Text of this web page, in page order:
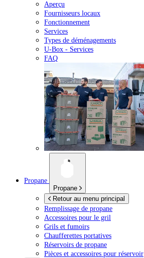
Aperçu
Fournisseurs locaux
Fonctionnement
Services
Types de déménagements
U-Box - Services
FAQ
Propane
Propane
Retour au menu principal
Remplissage de propane
Accessoires pour le gril
Grils et fumoirs
Chaufferettes portatives
Réservoirs de propane
Pièces et accessoires pour réservoir